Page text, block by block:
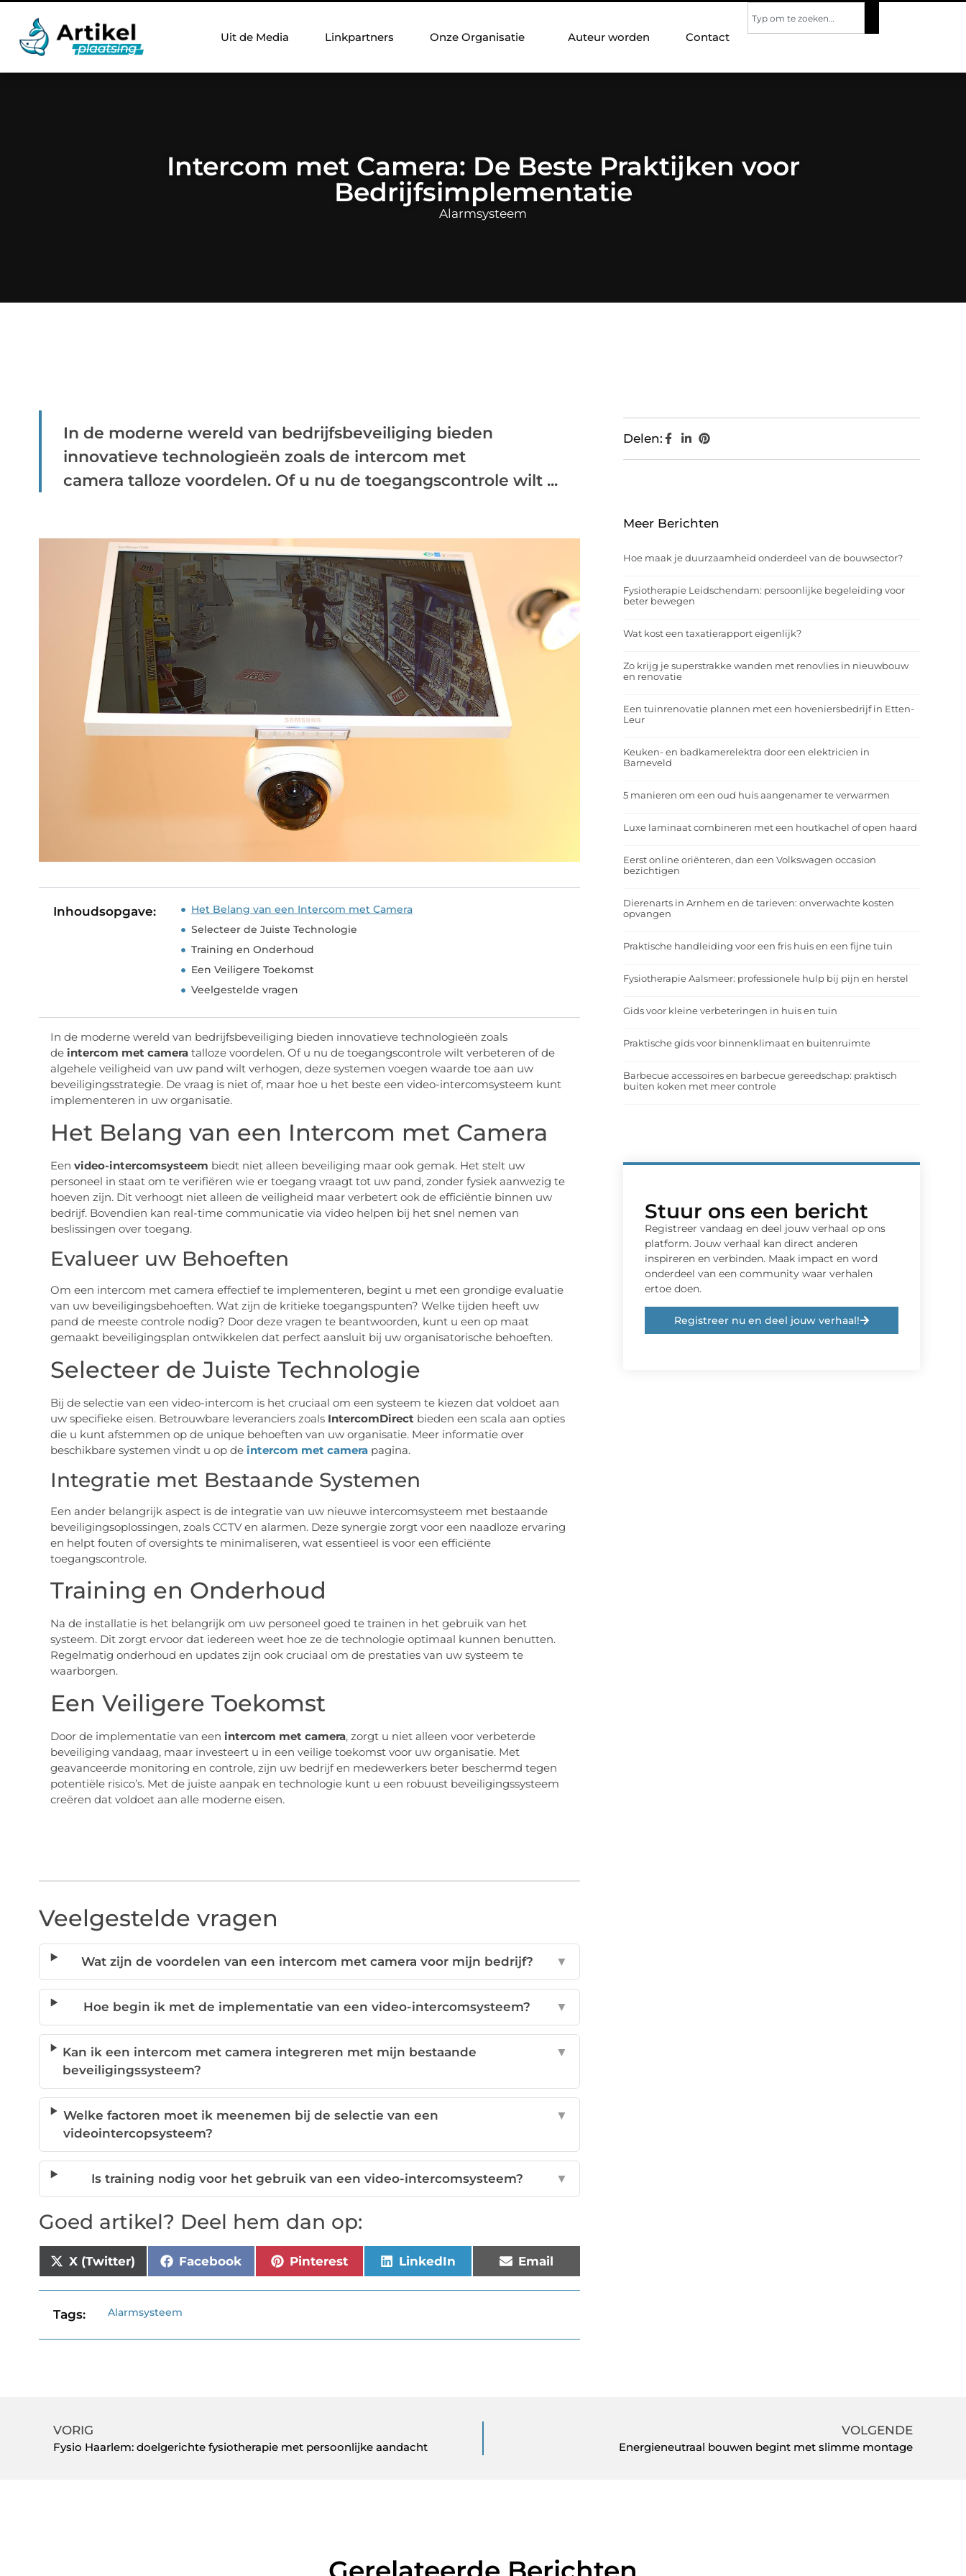
Uit de Media Linkpartners Onze Organisatie Auteur worden Contact
Intercom met Camera: De Beste Praktijken voor
Bedrijfsimplementatie
Alarmsysteem
In de moderne wereld van bedrijfsbeveiliging bieden
innovatieve technologieën zoals de intercom met
camera talloze voordelen. Of u nu de toegangscontrole wilt ...
Inhoudsopgave:
Het Belang van een Intercom met Camera
Selecteer de Juiste Technologie
Training en Onderhoud
Een Veiligere Toekomst
Veelgestelde vragen
In de moderne wereld van bedrijfsbeveiliging bieden innovatieve technologieën zoals
de intercom met cameratalloze voordelen. Of u nu de toegangscontrole wilt verbeteren of de
algehele veiligheid van uw pand wilt verhogen, deze systemen voegen waarde toe aan uw
beveiligingsstrategie. De vraag is niet of, maar hoe u het beste een video-intercomsysteem kunt
implementeren in uw organisatie.
Het Belang van een Intercom met Camera
Een video-intercomsysteem biedt niet alleen beveiliging maar ook gemak. Het stelt uw
personeel in staat om te verifiëren wie er toegang vraagt tot uw pand, zonder fysiek aanwezig te
hoeven zijn. Dit verhoogt niet alleen de veiligheid maar verbetert ook de efficiëntie binnen uw
bedrijf. Bovendien kan real-time communicatie via video helpen bij het snel nemen van
beslissingen over toegang.
Evalueer uw Behoeften
Om een intercom met camera effectief te implementeren, begint u met een grondige evaluatie
van uw beveiligingsbehoeften. Wat zijn de kritieke toegangspunten? Welke tijden heeft uw
pand de meeste controle nodig? Door deze vragen te beantwoorden, kunt u een op maat
gemaakt beveiligingsplan ontwikkelen dat perfect aansluit bij uw organisatorische behoeften.
Selecteer de Juiste Technologie
Bij de selectie van een video-intercom is het cruciaal om een systeem te kiezen dat voldoet aan
uw specifieke eisen. Betrouwbare leveranciers zoals IntercomDirect bieden een scala aan opties
die u kunt afstemmen op de unique behoeften van uw organisatie. Meer informatie over
beschikbare systemen vindt u op de intercom met camerapagina.
Integratie met Bestaande Systemen
Een ander belangrijk aspect is de integratie van uw nieuwe intercomsysteem met bestaande
beveiligingsoplossingen, zoals CCTV en alarmen. Deze synergie zorgt voor een naadloze ervaring
en helpt fouten of oversights te minimaliseren, wat essentieel is voor een efficiënte
toegangscontrole.
Training en Onderhoud
Na de installatie is het belangrijk om uw personeel goed te trainen in het gebruik van het
systeem. Dit zorgt ervoor dat iedereen weet hoe ze de technologie optimaal kunnen benutten.
Regelmatig onderhoud en updates zijn ook cruciaal om de prestaties van uw systeem te
waarborgen.
Een Veiligere Toekomst
Door de implementatie van een intercom met camera, zorgt u niet alleen voor verbeterde
beveiliging vandaag, maar investeert u in een veilige toekomst voor uw organisatie. Met
geavanceerde monitoring en controle, zijn uw bedrijf en medewerkers beter beschermd tegen
potentiële risico’s. Met de juiste aanpak en technologie kunt u een robuust beveiligingssysteem
creëren dat voldoet aan alle moderne eisen.
Veelgestelde vragen
Wat zijn de voordelen van een intercom met camera voor mijn bedrijf? ▼
Hoe begin ik met de implementatie van een video-intercomsysteem? ▼
Kan ik een intercom met camera integreren met mijn bestaande
beveiligingssysteem?
▼
Welke factoren moet ik meenemen bij de selectie van een
videointercopsysteem?
▼
Is training nodig voor het gebruik van een video-intercomsysteem? ▼
Goed artikel? Deel hem dan op:
X (Twitter) Facebook Pinterest LinkedIn Email
Tags: Alarmsysteem
Delen:
Meer Berichten
Hoe maak je duurzaamheid onderdeel van de bouwsector?
Fysiotherapie Leidschendam: persoonlijke begeleiding voor
beter bewegen
Wat kost een taxatierapport eigenlijk?
Zo krijg je superstrakke wanden met renovlies in nieuwbouw
en renovatie
Een tuinrenovatie plannen met een hoveniersbedrijf in Etten-
Leur
Keuken- en badkamerelektra door een elektricien in
Barneveld
5 manieren om een oud huis aangenamer te verwarmen
Luxe laminaat combineren met een houtkachel of open haard
Eerst online oriënteren, dan een Volkswagen occasion
bezichtigen
Dierenarts in Arnhem en de tarieven: onverwachte kosten
opvangen
Praktische handleiding voor een fris huis en een fijne tuin
Fysiotherapie Aalsmeer: professionele hulp bij pijn en herstel
Gids voor kleine verbeteringen in huis en tuin
Praktische gids voor binnenklimaat en buitenruimte
Barbecue accessoires en barbecue gereedschap: praktisch
buiten koken met meer controle
Stuur ons een bericht
Registreer vandaag en deel jouw verhaal op ons
platform. Jouw verhaal kan direct anderen
inspireren en verbinden. Maak impact en word
onderdeel van een community waar verhalen
ertoe doen.
Registreer nu en deel jouw verhaal!
VORIG
Fysio Haarlem: doelgerichte fysiotherapie met persoonlijke aandacht
VOLGENDE
Energieneutraal bouwen begint met slimme montage